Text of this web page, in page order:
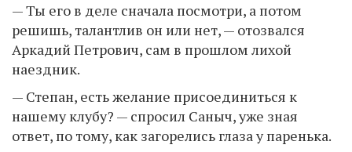
— Ты его в деле сначала посмотри, а потом
решишь, талантлив он или нет, — отозвался
Аркадий Петрович, сам в прошлом лихой
наездник.
— Степан, есть желание присоединиться к
нашему клубу? — спросил Саныч, уже зная
ответ, по тому, как загорелись глаза у паренька.